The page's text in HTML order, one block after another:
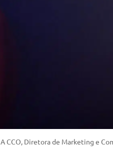
A CCO, Diretora de Marketing e